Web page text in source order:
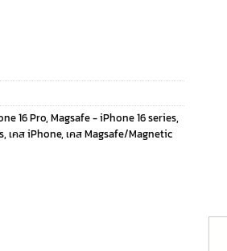
16 Pro, Magsafe - iPhone 16 series,
, เคส iPhone, เคส Magsafe/Magnetic